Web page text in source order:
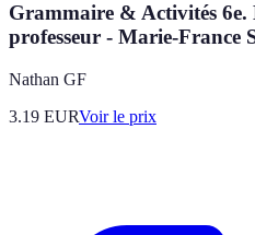
Grammaire & Activités 6e.
professeur - Marie-France
Nathan GF
3.19 EURVoir le prix